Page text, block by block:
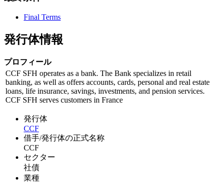
Final Terms
発行体情報
プロフィール
CCF SFH operates as a bank. The Bank specializes in retail
banking, as well as offers accounts, cards, personal and real estate
loans, life insurance, savings, investments, and pension services.
CCF SFH serves customers in France
発行体
CCF
借手/発行体の正式名称
CCF
セクター
社債
業種